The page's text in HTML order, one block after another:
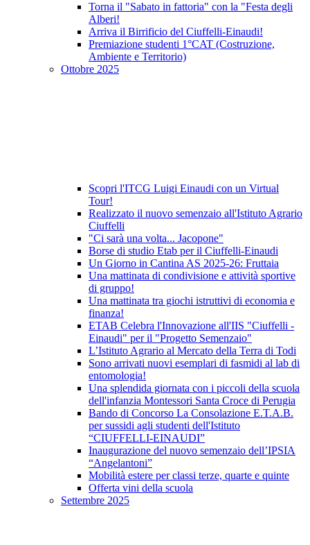
Torna il "Sabato in fattoria" con la "Festa degli
Alberi!
Arriva il Birrificio del Ciuffelli-Einaudi!
Premiazione studenti 1°CAT (Costruzione,
Ambiente e Territorio)
Ottobre 2025
Scopri l'ITCG Luigi Einaudi con un Virtual
Tour!
Realizzato il nuovo semenzaio all'Istituto Agrario
Ciuffelli
"Ci sarà una volta... Jacopone"
Borse di studio Etab per il Ciuffelli-Einaudi
Un Giorno in Cantina AS 2025-26: Fruttaia
Una mattinata di condivisione e attività sportive
di gruppo!
Una mattinata tra giochi istruttivi di economia e
finanza!
ETAB Celebra l'Innovazione all'IIS "Ciuffelli -
Einaudi" per il "Progetto Semenzaio"
L’Istituto Agrario al Mercato della Terra di Todi
Sono arrivati nuovi esemplari di fasmidi al lab di
entomologia!
Una splendida giornata con i piccoli della scuola
dell'infanzia Montessori Santa Croce di Perugia
Bando di Concorso La Consolazione E.T.A.B.
per sussidi agli studenti dell'Istituto
“CIUFFELLI-EINAUDI”
Inaugurazione del nuovo semenzaio dell’IPSIA
“Angelantoni”
Mobilità estere per classi terze, quarte e quinte
Offerta vini della scuola
Settembre 2025